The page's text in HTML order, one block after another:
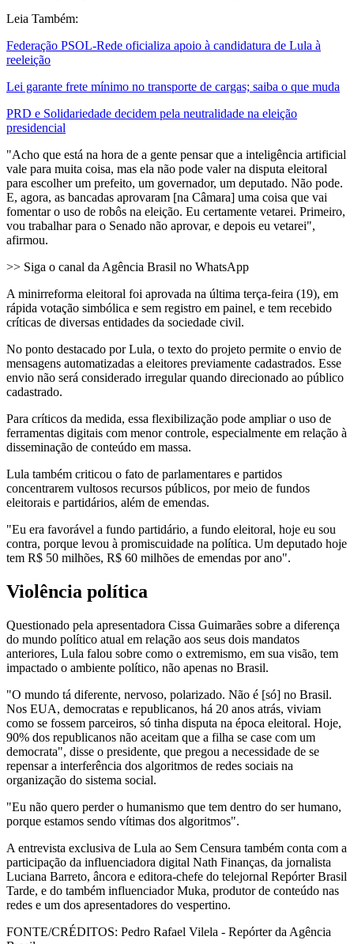
Leia Também:
Federação PSOL-Rede oficializa apoio à candidatura de Lula à
reeleição
Lei garante frete mínimo no transporte de cargas; saiba o que muda
PRD e Solidariedade decidem pela neutralidade na eleição
presidencial
"Acho que está na hora de a gente pensar que a inteligência artificial
vale para muita coisa, mas ela não pode valer na disputa eleitoral
para escolher um prefeito, um governador, um deputado. Não pode.
E, agora, as bancadas aprovaram [na Câmara] uma coisa que vai
fomentar o uso de robôs na eleição. Eu certamente vetarei. Primeiro,
vou trabalhar para o Senado não aprovar, e depois eu vetarei",
afirmou.
>> Siga o canal da Agência Brasil no WhatsApp
A minirreforma eleitoral foi aprovada na última terça-feira (19), em
rápida votação simbólica e sem registro em painel, e tem recebido
críticas de diversas entidades da sociedade civil.
No ponto destacado por Lula, o texto do projeto permite o envio de
mensagens automatizadas a eleitores previamente cadastrados. Esse
envio não será considerado irregular quando direcionado ao público
cadastrado.
Para críticos da medida, essa flexibilização pode ampliar o uso de
ferramentas digitais com menor controle, especialmente em relação à
disseminação de conteúdo em massa.
Lula também criticou o fato de parlamentares e partidos
concentrarem vultosos recursos públicos, por meio de fundos
eleitorais e partidários, além de emendas.
"Eu era favorável a fundo partidário, a fundo eleitoral, hoje eu sou
contra, porque levou à promiscuidade na política. Um deputado hoje
tem R$ 50 milhões, R$ 60 milhões de emendas por ano".
Violência política
Questionado pela apresentadora Cissa Guimarães sobre a diferença
do mundo político atual em relação aos seus dois mandatos
anteriores, Lula falou sobre como o extremismo, em sua visão, tem
impactado o ambiente político, não apenas no Brasil.
"O mundo tá diferente, nervoso, polarizado. Não é [só] no Brasil.
Nos EUA, democratas e republicanos, há 20 anos atrás, viviam
como se fossem parceiros, só tinha disputa na época eleitoral. Hoje,
90% dos republicanos não aceitam que a filha se case com um
democrata", disse o presidente, que pregou a necessidade de se
repensar a interferência dos algoritmos de redes sociais na
organização do sistema social.
"Eu não quero perder o humanismo que tem dentro do ser humano,
porque estamos sendo vítimas dos algoritmos".
A entrevista exclusiva de Lula ao Sem Censura também conta com a
participação da influenciadora digital Nath Finanças, da jornalista
Luciana Barreto, âncora e editora-chefe do telejornal Repórter Brasil
Tarde, e do também influenciador Muka, produtor de conteúdo nas
redes e um dos apresentadores do vespertino.
FONTE/CRÉDITOS: Pedro Rafael Vilela - Repórter da Agência